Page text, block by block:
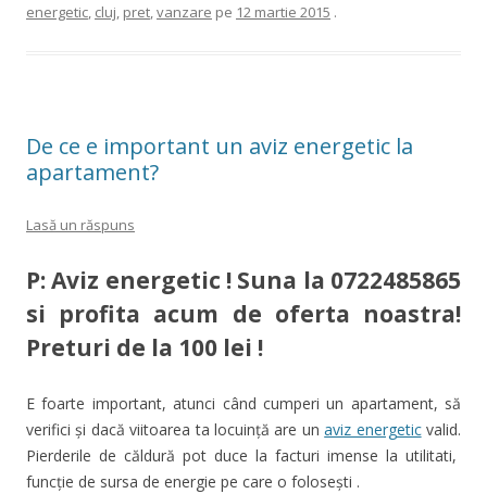
energetic, cluj, pret,vanzare pe 12 martie 2015 .
De ce e important un aviz energetic la
apartament?
Lasă un răspuns
P: Aviz energetic ! Suna la 0722485865
si profita acum de oferta noastra!
Preturi de la 100 lei !
E foarte important, atunci când cumperi un apartament, să
verifici şi dacă viitoarea ta locuinţă are unaviz energeticvalid.
Pierderile de căldură pot duce la facturi imense la utilitati,
funcţie de sursa de energie pe care o foloseşti .